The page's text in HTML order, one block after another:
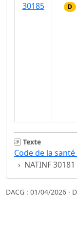
30185
D
Texte
Code de la
NATINF 30181
DACG : 01/04/2026